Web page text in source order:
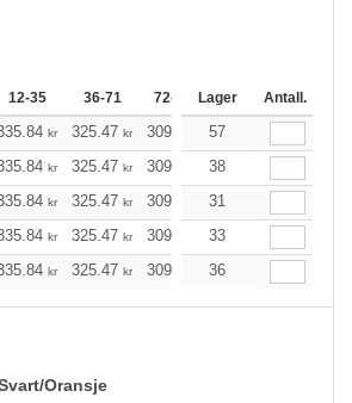
12-35 36-71 72-143 144-287
Lager Antall.
kr 325.47 kr 309.97 294.47
57
kr 325.47 kr 309.97 294.47
38
kr 325.47 kr 309.97 294.47
31
kr 325.47 kr 309.97 294.47
33
kr 325.47 kr 309.97 294.47
36
Oransje